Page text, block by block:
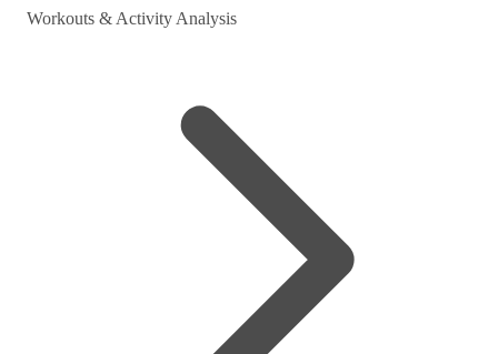
Workouts & Activity Analysis